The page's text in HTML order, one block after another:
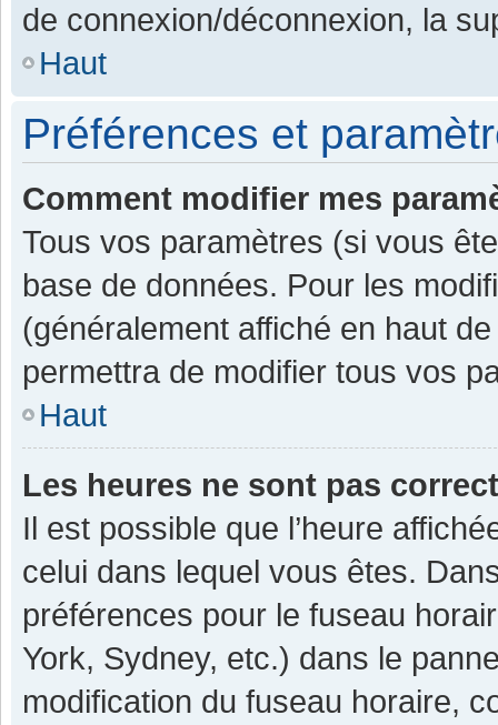
de connexion/déconnexion, la
Haut
Préférences et
Comment modifier mes
Tous vos paramètres (si vous
base de données. Pour les
(généralement affiché en haut
permettra de modifier tous vos
Haut
Les heures ne sont pas
Il est possible que l’heure
celui dans lequel vous êtes.
préférences pour le fuseau
York, Sydney, etc.) dans le
modification du fuseau horaire,